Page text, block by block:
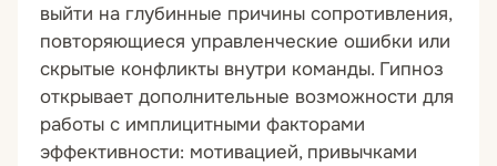
выйти на глубинные причины сопротивления,
повторяющиеся управленческие ошибки или
скрытые конфликты внутри команды. Гипноз
открывает дополнительные возможности для
работы с имплицитными факторами
эффективности: мотивацией, привычками